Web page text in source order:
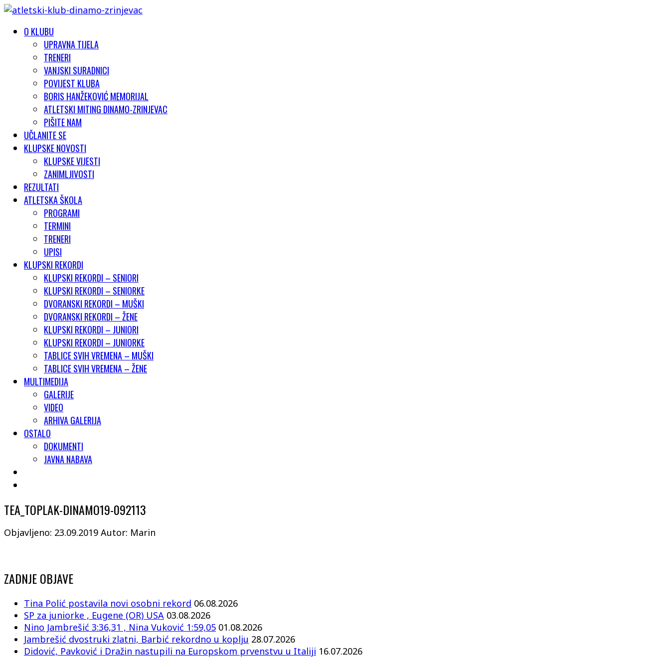
O KLUBU
UPRAVNA TIJELA
TRENERI
VANJSKI SURADNICI
POVIJEST KLUBA
BORIS HANŽEKOVIĆ MEMORIJAL
ATLETSKI MITING DINAMO-ZRINJEVAC
PIŠITE NAM
UČLANITE SE
KLUPSKE NOVOSTI
KLUPSKE VIJESTI
ZANIMLJIVOSTI
REZULTATI
ATLETSKA ŠKOLA
PROGRAMI
TERMINI
TRENERI
UPISI
KLUPSKI REKORDI
KLUPSKI REKORDI – SENIORI
KLUPSKI REKORDI – SENIORKE
DVORANSKI REKORDI – MUŠKI
DVORANSKI REKORDI – ŽENE
KLUPSKI REKORDI – JUNIORI
KLUPSKI REKORDI – JUNIORKE
TABLICE SVIH VREMENA – MUŠKI
TABLICE SVIH VREMENA – ŽENE
MULTIMEDIJA
GALERIJE
VIDEO
ARHIVA GALERIJA
OSTALO
DOKUMENTI
JAVNA NABAVA
TEA_TOPLAK-DINAMO19-092113
Objavljeno: 23.09.2019 Autor: Marin
ZADNJE OBJAVE
Tina Polić postavila novi osobni rekord 06.08.2026
SP za juniorke , Eugene (OR) USA 03.08.2026
Nino Jambrešić 3:36,31 , Nina Vuković 1:59,05 01.08.2026
Jambrešić dvostruki zlatni, Barbić rekordno u koplju 28.07.2026
Didović, Pavković i Dražin nastupili na Europskom prvenstvu u Italiji 16.07.2026